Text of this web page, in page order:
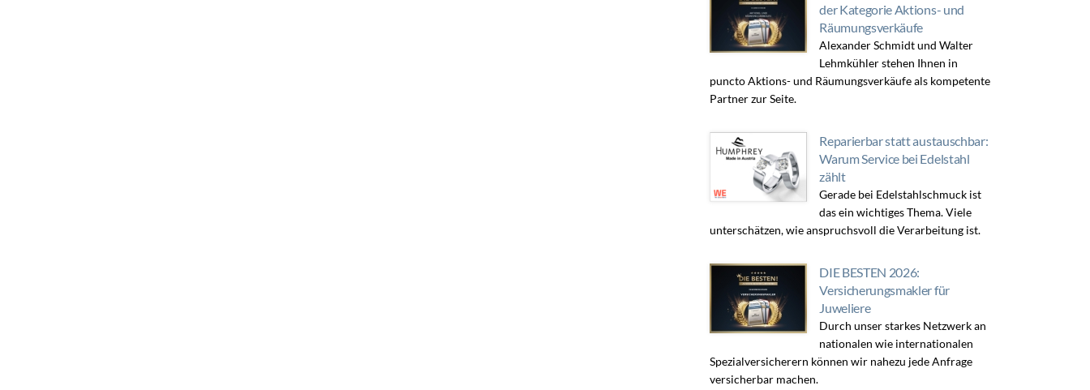
der Kategorie Aktions- und
Räumungsverkäufe
Alexander Schmidt und Walter
Lehmkühler stehen Ihnen in
puncto Aktions- und Räumungsverkäufe als kompetente
Partner zur Seite.
Reparierbar statt austauschbar:
Warum Service bei Edelstahl
zählt
Gerade bei Edelstahlschmuck ist
das ein wichtiges Thema. Viele
unterschätzen, wie anspruchsvoll die Verarbeitung ist.
DIE BESTEN 2026:
Versicherungsmakler für
Juweliere
Durch unser starkes Netzwerk an
nationalen wie internationalen
Spezialversicherern können wir nahezu jede Anfrage
versicherbar machen.